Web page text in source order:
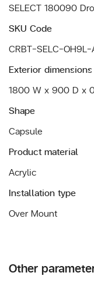
SELECT 180090
SKU Code
CRBT-SELC-OH9L-
Exterior dimensions
1800 W x 900 D x
Shape
Capsule
Product material
Acrylic
Installation type
Over Mount
Other